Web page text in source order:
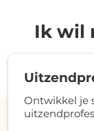
Ik wil
Ontwikkel je